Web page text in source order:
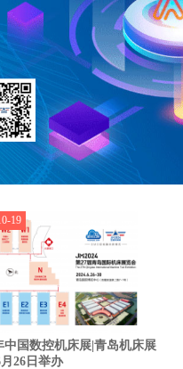
中国数控机床展|青岛机床展
26日举办
19